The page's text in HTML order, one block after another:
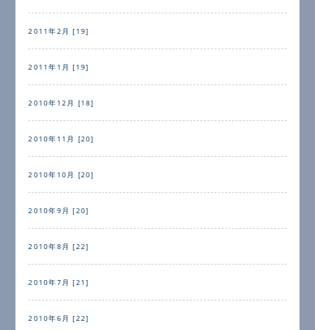
2011年2月 [19]
2011年1月 [19]
2010年12月 [18]
2010年11月 [20]
2010年10月 [20]
2010年9月 [20]
2010年8月 [22]
2010年7月 [21]
2010年6月 [22]